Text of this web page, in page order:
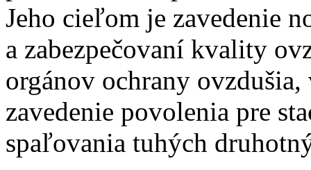
Jeho cieľom je zavedenie
a zabezpečovaní kvality
orgánov ochrany
zavedenie povolenia pre
spaľovania tuhých